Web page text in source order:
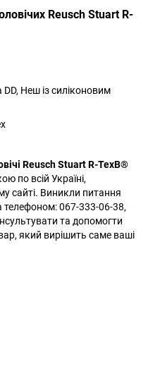
Reusch Stuart R-
Неш із силіконовим
Reusch Stuart R-TexВ®
по всій Україні,
сайті. Виникли питання
телефоном: 067-333-06-38,
та допомогти
який вирішить саме ваші